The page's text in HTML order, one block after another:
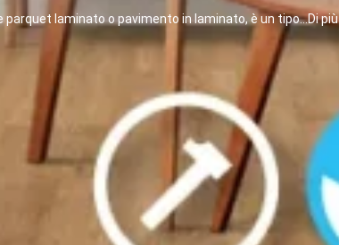
laminato o pavimento in laminato, è un tipo...Di più